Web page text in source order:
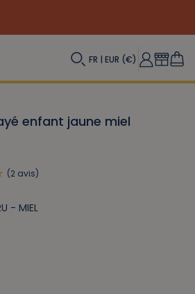
FR | EUR (€)
enfant jaune miel
(2 avis)
- MIEL